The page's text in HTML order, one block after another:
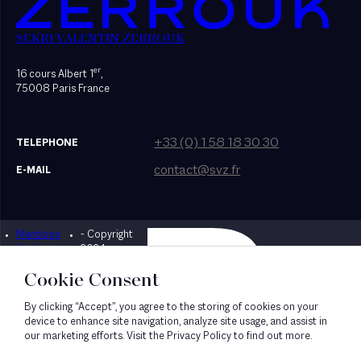
SEKRI VALENTIN ZERROUK
16 cours Albert 1er,
75008 Paris France
TELEPHONE +33 (0) 1 58 18 30 30
E-MAIL contact@svz.fr
Mentions
légales
- Copyright
2024
Designed by Bonhomme
Cookie Consent
By clicking “Accept”, you agree to the storing of cookies on your
device to enhance site navigation, analyze site usage, and assist in
our marketing efforts. Visit the Privacy Policy to find out more.